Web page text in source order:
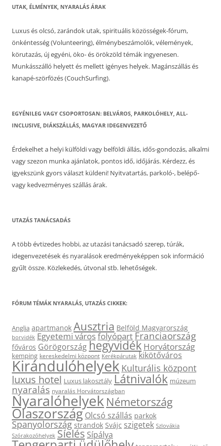
UTAK, ÉLMÉNYEK, NYARALÁS ÁRAK
Luxus és olcsó, zarándok utak, spirituális közösségek-fórum,
önkéntesség (Volunteering), élménybeszámolók, vélemények,
körutazás, új egyéni, öko- és örökzöld témák ingyenesen.
Munkásszálló helyett és mellett igényes helyek. Magánszállás és
kanapé-szörfözés (CouchSurfing).
EGYÉNILEG VAGY CSOPORTOSAN: BELVÁROS, PARKOLÓHELY, ALL-
INCLUSIVE, DIÁKSZÁLLÁS, MAGYAR IDEGENVEZETŐ
Érdekelhet a helyi külföldi vagy belföldi állás, idős-gondozás, alkalmi
vagy szezon munka ajánlatok, pontos idő, időjárás. Kérdezz, és
igyekszünk gyors választ küldeni! Nyitvatartás, parkoló-, belépő-
vagy kedvezményes szállás árak.
UTAZÁS TANÁCSADÁS
A több évtizedes hobbi, az utazási tanácsadó szerep, túrák,
idegenvezetések és nyaralások eredményeképpen sok információ
gyűlt össze. Közlekedés, útvonal stb. lehetőségek.
FÓRUM TÉMÁK NYARALÁS, UTAZÁS CIKKEK:
Anglia apartmanok Ausztria Belföld Magyarország
borvidék Egyetemi városfolyópartFranciaország
főváros Görögországhegyvidék Horvátország
kemping kereskedelmi központ Kerékpárutak kikötőváros
Kirándulóhelyek Kulturális központ
luxus hotel Luxus lakosztály Látnivalók múzeum
nyaralás nyaralás Horvátországban
Nyaralóhelyek Németország
Olaszország Olcsó szállás parkok
Spanyolország strandok Svájc szigetek Szlovákia
Szórakozóhelyek Síelés Sípálya